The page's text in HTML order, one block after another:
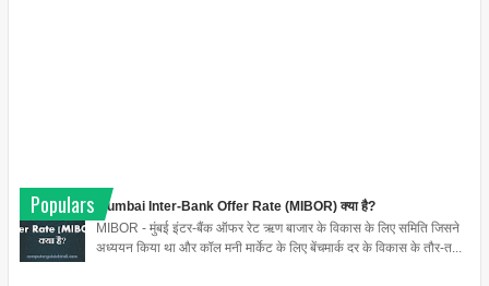
Populars
Mumbai Inter-Bank Offer Rate (MIBOR) क्या है?
MIBOR - मुंबई इंटर-बैंक ऑफर रेट ऋण बाजार के विकास के लिए समिति जिसने
अध्ययन किया था और कॉल मनी मार्केट के लिए बेंचमार्क दर के विकास के तौर-त...